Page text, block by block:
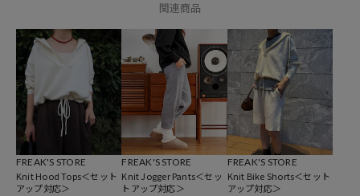
おすすめコーディネート
ワイドシルエットのパンツを合わせて、今っぽいバランスでスタイリ
ングするのがおすすめ。
シャツやタートルネックでクラシカルな雰囲気で着ていただきたい一
着です。
※こちらの商品は、弊社管理上のカラーを表記しております為、タグ
関連商品
FREAK'S STORE
Knit Hood Tops＜セット
アップ対応＞
FREAK'S STORE
Knit Jogger Pants＜セッ
トアップ対応＞
FREAK'S STORE
Knit Bike Shorts＜セット
アップ対応＞